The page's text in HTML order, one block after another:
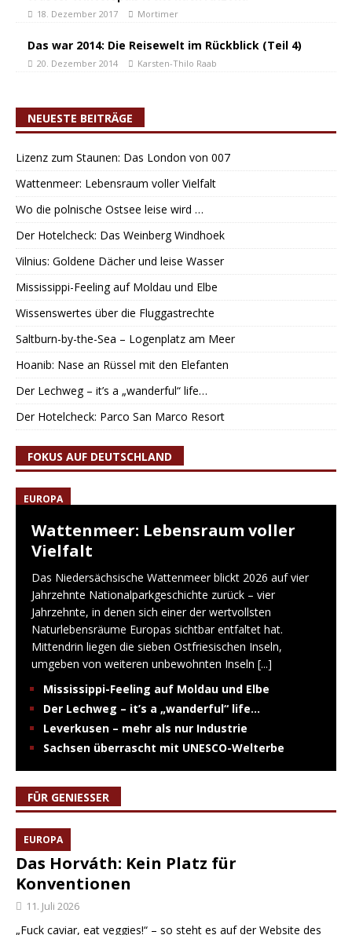
18. Dezember 2017 Mortimer
Das war 2014: Die Reisewelt im Rückblick (Teil 4)
20. Dezember 2014 Karsten-Thilo Raab
NEUESTE BEITRÄGE
Lizenz zum Staunen: Das London von 007
Wattenmeer: Lebensraum voller Vielfalt
Wo die polnische Ostsee leise wird …
Der Hotelcheck: Das Weinberg Windhoek
Vilnius: Goldene Dächer und leise Wasser
Mississippi-Feeling auf Moldau und Elbe
Wissenswertes über die Fluggastrechte
Saltburn-by-the-Sea – Logenplatz am Meer
Hoanib: Nase an Rüssel mit den Elefanten
Der Lechweg – it’s a „wanderful“ life…
Der Hotelcheck: Parco San Marco Resort
FOKUS AUF DEUTSCHLAND
EUROPA
Wattenmeer: Lebensraum voller
Vielfalt
Das Niedersächsische Wattenmeer blickt 2026 auf vier
Jahrzehnte Nationalparkgeschichte zurück – vier
Jahrzehnte, in denen sich einer der wertvollsten
Naturlebensräume Europas sichtbar entfaltet hat.
Mittendrin liegen die sieben Ostfriesischen Inseln,
umgeben von weiteren unbewohnten Inseln [...]
Mississippi-Feeling auf Moldau und Elbe
Der Lechweg – it’s a „wanderful“ life…
Leverkusen – mehr als nur Industrie
Sachsen überrascht mit UNESCO-Welterbe
FÜR GENIESSER
EUROPA
Das Horváth: Kein Platz für
Konventionen
11. Juli 2026
„Fuck caviar, eat veggies!“ – so steht es auf der Website des